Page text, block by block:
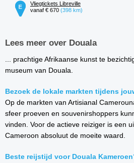
Vliegtickets Libreville
vanaf € 670 (398 km)
Lees meer over Douala
... prachtige Afrikaanse kunst te
museum van Douala.
Bezoek de lokale markten tijdens
Op de markten van Artisianal
sfeer proeven en souvenirshoppers
vinden. Voor de actieve reiziger is een
Cameroon absoluut de moeite waard.
Beste reijstijd voor Douala